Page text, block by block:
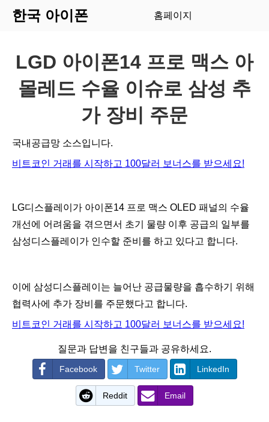
한국 아이폰 홈페이지
LGD 아이폰14 프로 맥스 아
몰레드 수율 이슈로 삼성 추
가 장비 주문
국내공급망 소스입니다.
비트코인 거래를 시작하고 100달러 보너스를 받으세요!
LG디스플레이가 아이폰14 프로 맥스 OLED 패널의 수율
개선에 어려움을 겪으면서 초기 물량 이후 공급의 일부를
삼성디스플레이가 인수할 준비를 하고 있다고 합니다.
이에 삼성디스플레이는 늘어난 공급물량을 흡수하기 위해
협력사에 추가 장비를 주문했다고 합니다.
비트코인 거래를 시작하고 100달러 보너스를 받으세요!
질문과 답변을 친구들과 공유하세요.
Facebook Twitter LinkedIn
Reddit Email